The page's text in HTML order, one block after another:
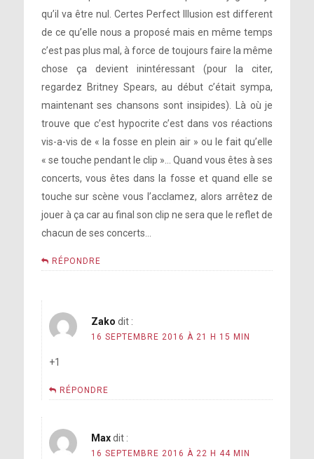
qu’il va être nul. Certes Perfect Illusion est different
de ce qu’elle nous a proposé mais en même temps
c’est pas plus mal, à force de toujours faire la même
chose ça devient inintéressant (pour la citer,
regardez Britney Spears, au début c’était sympa,
maintenant ses chansons sont insipides). Là où je
trouve que c’est hypocrite c’est dans vos réactions
vis-a-vis de « la fosse en plein air » ou le fait qu’elle
« se touche pendant le clip »… Quand vous êtes à ses
concerts, vous êtes dans la fosse et quand elle se
touche sur scène vous l’acclamez, alors arrêtez de
jouer à ça car au final son clip ne sera que le reflet de
chacun de ses concerts…
RÉPONDRE
Zako dit :
16 SEPTEMBRE 2016 À 21 H 15 MIN
+1
RÉPONDRE
Max dit :
16 SEPTEMBRE 2016 À 22 H 44 MIN